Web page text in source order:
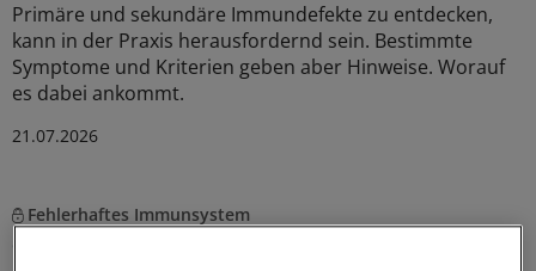
Primäre und sekundäre Immundefekte zu entdecken,
kann in der Praxis herausfordernd sein. Bestimmte
Symptome und Kriterien geben aber Hinweise. Worauf
es dabei ankommt.
21.07.2026
Fehlerhaftes Immunsystem